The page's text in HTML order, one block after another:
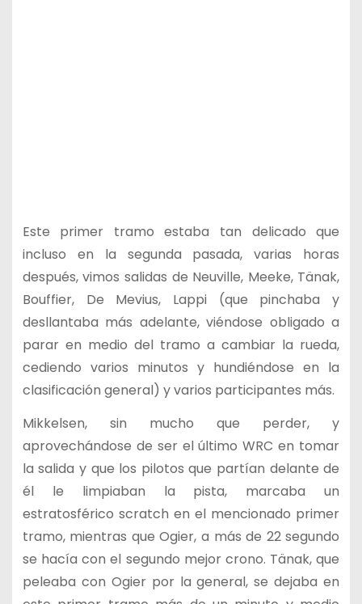
Este primer tramo estaba tan delicado que
incluso en la segunda pasada, varias horas
después, vimos salidas de Neuville, Meeke, Tänak,
Bouffier, De Mevius, Lappi (que pinchaba y
desllantaba más adelante, viéndose obligado a
parar en medio del tramo a cambiar la rueda,
cediendo varios minutos y hundiéndose en la
clasificación general) y varios participantes más.
Mikkelsen, sin mucho que perder, y
aprovechándose de ser el último WRC en tomar
la salida y que los pilotos que partían delante de
él le limpiaban la pista, marcaba un
estratosférico scratch en el mencionado primer
tramo, mientras que Ogier, a más de 22 segundo
se hacía con el segundo mejor crono. Tänak, que
peleaba con Ogier por la general, se dejaba en